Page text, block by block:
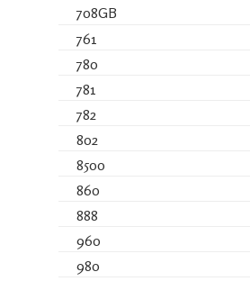
708GB
761
780
781
782
802
8500
860
888
960
980